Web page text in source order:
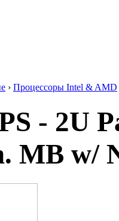
› Процессоры Intel & AMD
- 2U
MB w/